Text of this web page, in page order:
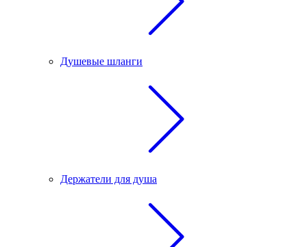
Душевые шланги
Держатели для душа